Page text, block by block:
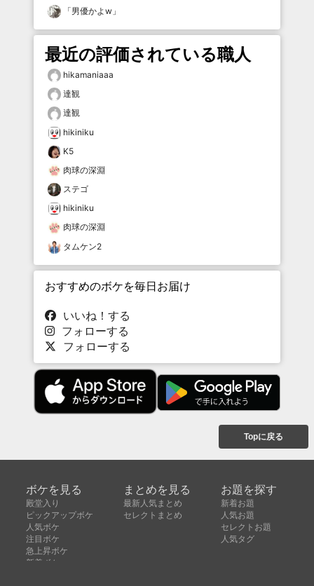
「男優かよw 」
最近の評価されている職人
hikamaniaaa
達観
達観
hikiniku
K5
肉球の深淵
ステゴ
hikiniku
肉球の深淵
タムケン2
おすすめのボケを毎日お届け
いいね！する
フォローする
フォローする
Topに戻る
ボケを見る
殿堂入り
ピックアップボケ
人気ボケ
注目ボケ
急上昇ボケ
新着ボケ
まとめを見る
最新人気まとめ
セレクトまとめ
お題を探す
新着お題
人気お題
セレクトお題
人気タグ